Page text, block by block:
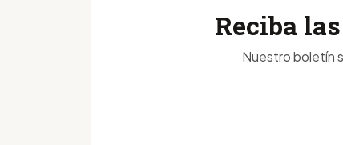
Reciba
Nuestro boletín